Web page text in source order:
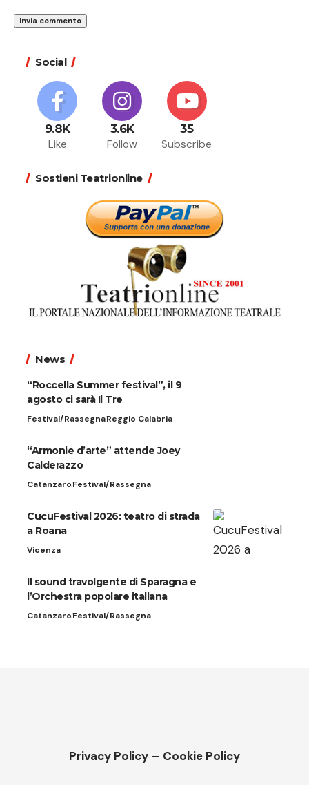
Social
9.8K
Like
3.6K
Follow
35
Subscribe
Sostieni Teatrionline
News
“Roccella Summer festival”, il 9
agosto ci sarà Il Tre
Festival/RassegnaReggio Calabria
“Armonie d’arte” attende Joey
Calderazzo
CatanzaroFestival/Rassegna
CucuFestival 2026: teatro di strada
a Roana
Vicenza
Il sound travolgente di Sparagna e
l’Orchestra popolare italiana
CatanzaroFestival/Rassegna
Privacy Policy – Cookie Policy